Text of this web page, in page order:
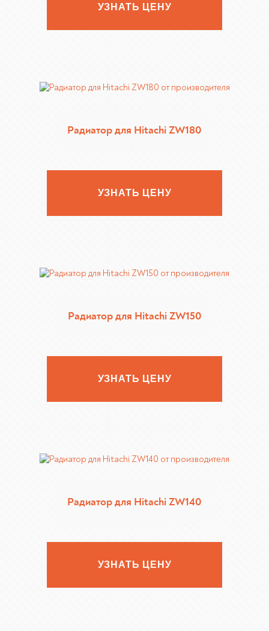
УЗНАТЬ ЦЕНУ
Радиатор для Hitachi ZW180
УЗНАТЬ ЦЕНУ
Радиатор для Hitachi ZW150
УЗНАТЬ ЦЕНУ
Радиатор для Hitachi ZW140
УЗНАТЬ ЦЕНУ